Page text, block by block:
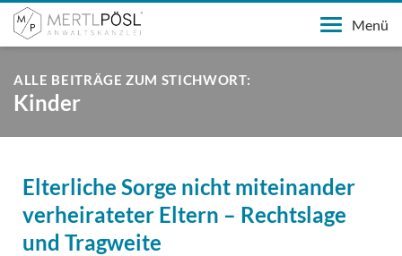
Menü
ALLE BEITRÄGE ZUM STICHWORT:
Kinder
Elterliche Sorge nicht miteinander
verheirateter Eltern – Rechtslage
und Tragweite